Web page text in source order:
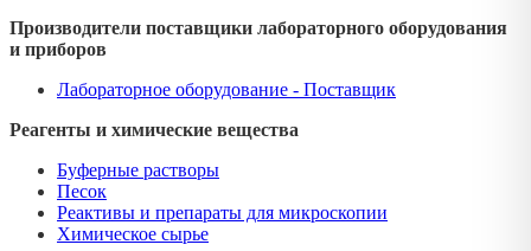
Производители поставщики лабораторного оборудования
и приборов
Лабораторное оборудование - Поставщик
Реагенты и химические вещества
Буферные растворы
Песок
Реактивы и препараты для микроскопии
Химическое сырье